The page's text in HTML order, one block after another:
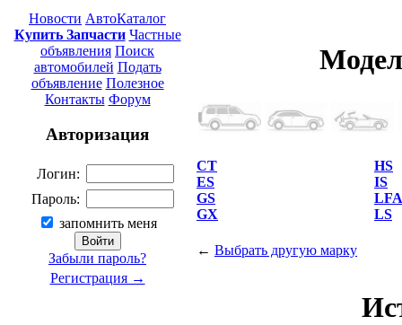
Новости АвтоКаталог
Купить Запчасти Частные
объявления Поиск
автомобилей Подать
объявление Полезное
Контакты Форум
Авторизация
Логин:
Пароль:
запомнить меня
Забыли пароль?
Регистрация →
CT
ES
GS
GX
HS
IS
LFA
LS
← Выбрать другую марку